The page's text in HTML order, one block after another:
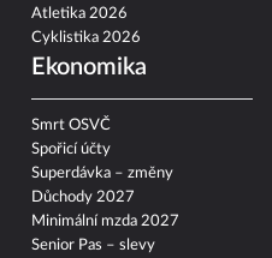
Atletika 2026
Cyklistika 2026
Ekonomika
Smrt OSVČ
Spořicí účty
Superdávka – změny
Důchody 2027
Minimální mzda 2027
Senior Pas – slevy